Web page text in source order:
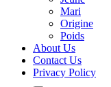
Mari
Origine
Poids
About Us
Contact Us
Privacy Policy